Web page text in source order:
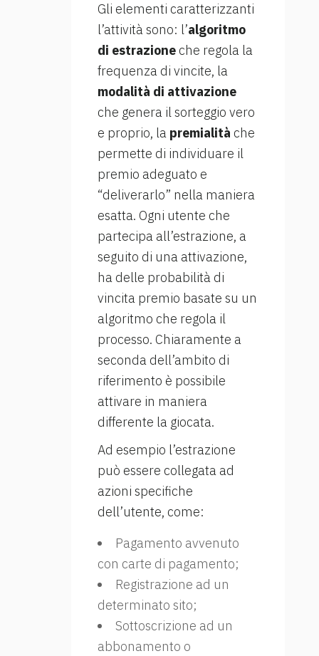
Gli elementi caratterizzanti
l’attività sono: l’algoritmo
di estrazioneche regola la
frequenza di vincite, la
modalità di attivazione
che genera il sorteggio vero
e proprio, la premialità che
permette di individuare il
premio adeguato e
“deliverarlo” nella maniera
esatta. Ogni utente che
partecipa all’estrazione, a
seguito di una attivazione,
ha delle probabilità di
vincita premio basate su un
algoritmo che regola il
processo. Chiaramente a
seconda dell’ambito di
riferimento è possibile
attivare in maniera
differente la giocata.
Ad esempio l’estrazione
può essere collegata ad
azioni specifiche
dell’utente, come:
Pagamento avvenuto
con carte di pagamento;
Registrazione ad un
determinato sito;
Sottoscrizione ad un
abbonamento o